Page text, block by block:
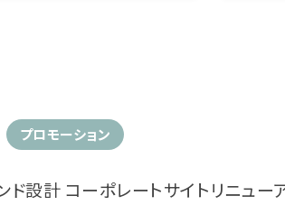
プロモーション
ド設計 コーポレートサイトリニュー